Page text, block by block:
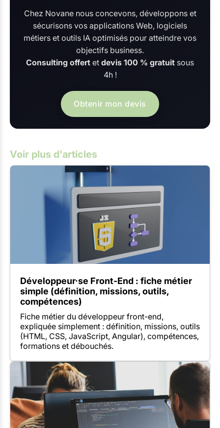
Chez Novane nous concevons, développons et
sécurisons vos applications Web, logiciels
métiers et outils IA optimisés pour atteindre vos
objectifs business.
Consulting offert et devis 100 % gratuit sous
4h !
Obtenir mon devis
Voir plus d'articles
Développeur·se Front-End : fiche métier
simple (définition, missions, outils,
compétences)
Fiche métier du développeur front-end,
expliquée simplement : définition, missions, outils
(HTML, CSS, JavaScript, Angular), compétences,
formations et débouchés.